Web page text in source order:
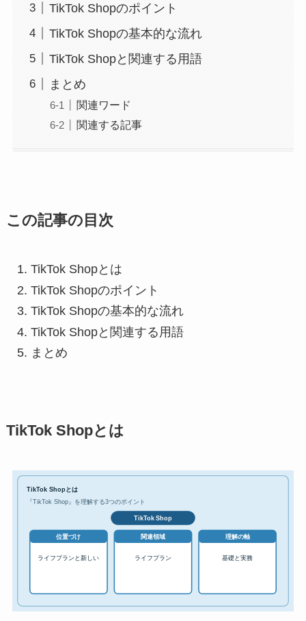
TikTok Shopのポイント
TikTok Shopの基本的な流れ
TikTok Shopと関連する用語
まとめ
関連ワード
関連する記事
この記事の目次
TikTok Shopとは
TikTok Shopのポイント
TikTok Shopの基本的な流れ
TikTok Shopと関連する用語
まとめ
TikTok Shopとは
TikTok Shopとは
『TikTok Shop』を理解する3つのポイント
TikTok Shop
位置づけ
ライフプランと新しい
関連領域
ライフプラン
理解の軸
基礎と実務